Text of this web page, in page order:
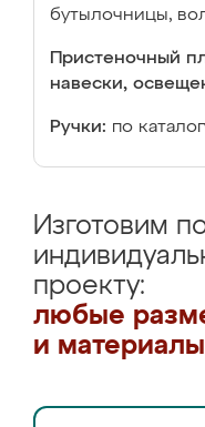
бутылочницы,
Пристеночный
навески,
Ручки: по
Изготовим
проекту:
любые
и материалы